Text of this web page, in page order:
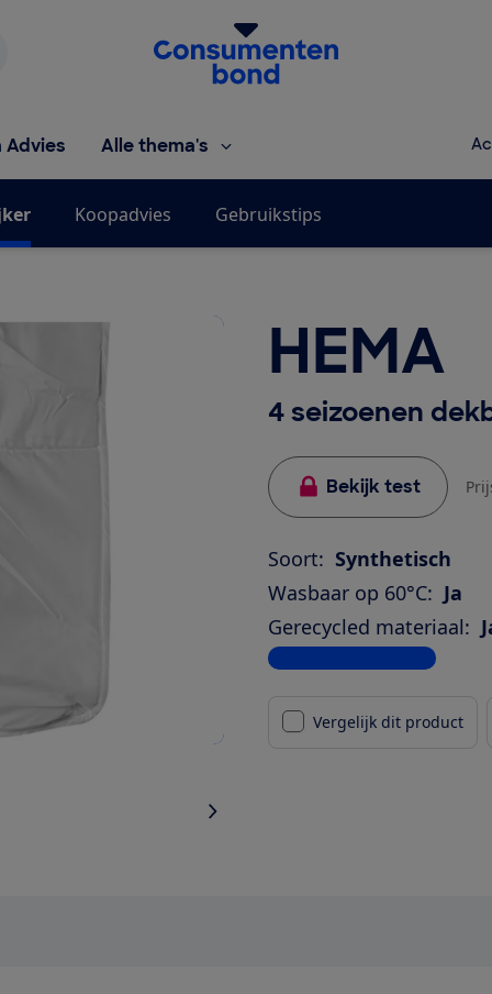
Homepage van de Consumentenbond
Advies Alle thema's
Koopadvies Gebruikstips
HEMA
4 seizoenen
Bekijk test
Soort: Synthetisch
Wasbaar op 60°C: Ja
Gerecycled materiaal:
Bekijk alle specificaties
Vergelijk dit product